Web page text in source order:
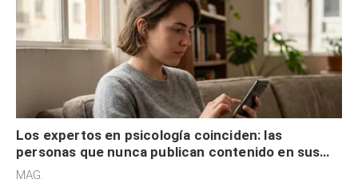
Los expertos en psicología coinciden: las
personas que nunca publican contenido en sus
redes sociales no pretenden buscar validación
MAG.